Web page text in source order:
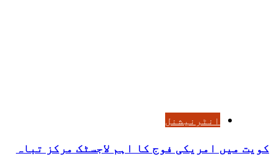
انٹرنیشنل
کویت میں امریکی فوج کا اہم لاجسٹک مرکز تباہ